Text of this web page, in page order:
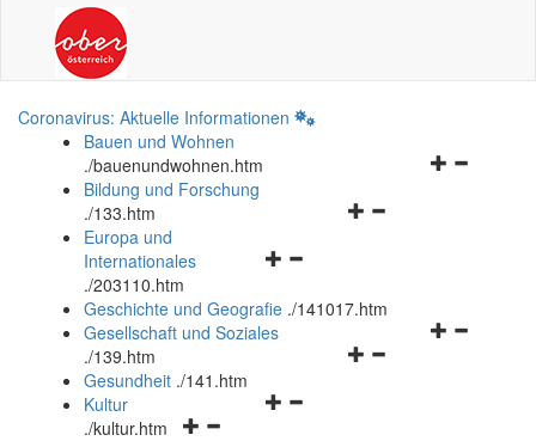
Coronavirus: Aktuelle Informationen
Bauen und Wohnen
./bauenundwohnen.htm
Navigationsmenü
Bildung und Forschung
./133.htm
Navigationsmenü
und
schließen
Europa und
Internationales
./203110.htm
Geschichte und Geografie ./141017.htm
Navigationsmenü
Gesellschaft und Soziales
./139.htm
Navigationsmenü
Gesundheit ./141.htm
Navigationsmenü
Kultur
./kultur.htm